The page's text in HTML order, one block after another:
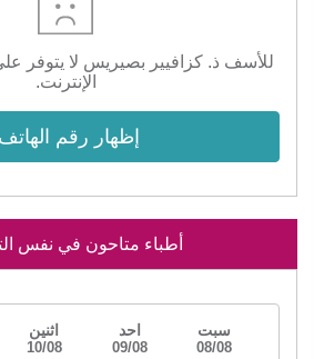
للأسف ذ. كزافيير بصيريس لا يتوفر
الإنترنت.
إظهار رقم الهاتف
أطباء متاحون في نفس
سبت
08/08
احد
09/08
اثنين
10/08